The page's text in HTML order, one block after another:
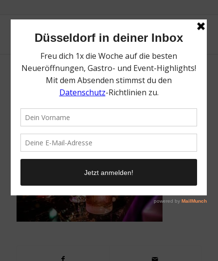
Breidenbacher_Bar-6614
9. März 2023 /